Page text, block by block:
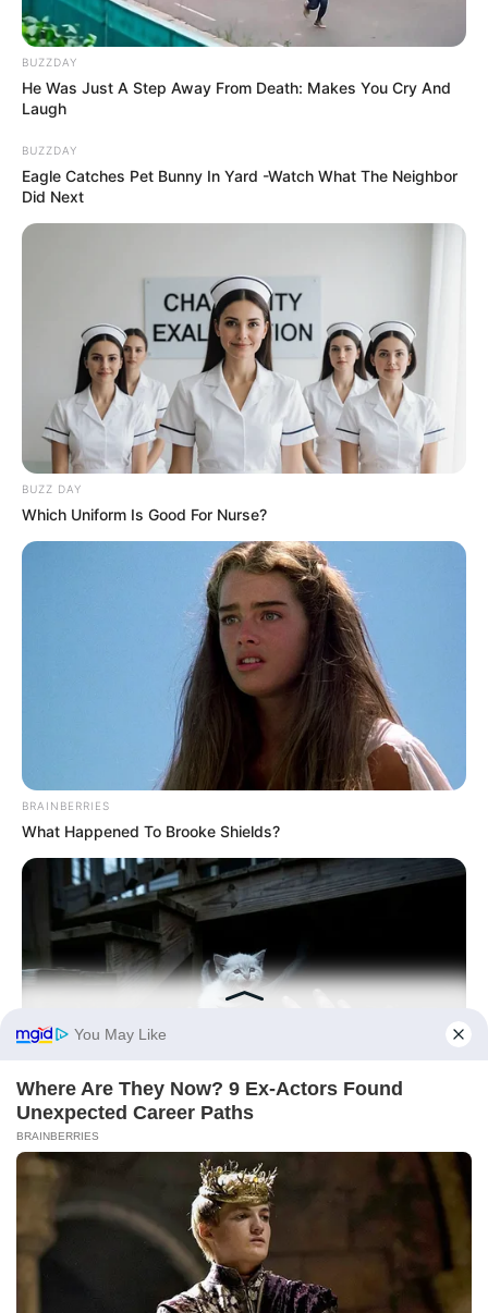
BUZZDAY
He Was Just A Step Away From Death: Makes You Cry And
Laugh
BUZZDAY
Eagle Catches Pet Bunny In Yard -Watch What The Neighbor
Did Next
BUZZ DAY
Which Uniform Is Good For Nurse?
BRAINBERRIES
What Happened To Brooke Shields?
BUZZ DAY
They Found The Missing Kitten In The Most Terrifying Place!
Remember Kerri-Anne? Better Sit Down Before You See Her
Today